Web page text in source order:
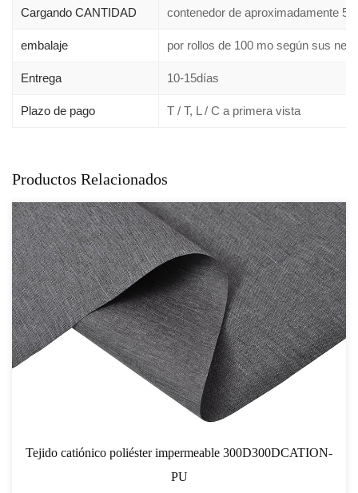
Cargando CANTIDAD contenedor de aproximadamente
embalaje por rollos de 100 mo según sus
Entrega 10-15días
Plazo de pago T / T, L / C a primera vista
Productos Relacionados
Tejido catiónico poliéster impermeable 300D300DCATION-
PU